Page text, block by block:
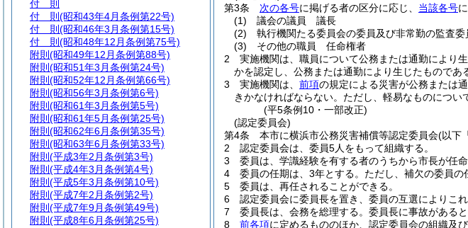
第3条
次の各号に掲げる者の区分に応じ、 当該各号
(1)
議会の議員 議長
(2)
執行機関たる委員会の委員及び非常勤の監査
(3)
その他の職員 任命権者
2
実施機関は、職員について公務または通勤により
かを認定し、公務または通勤により生じたものであ
3
実施機関は、 前項の規定による災害が公務または
きかなければならない。 ただし、軽易なものについ
(平5条例10・一部改正)
(認定委員会)
第4条
本市に横浜市公務災害補償等認定委員会(以下
2
認定委員会は、委員5人をもって組織する。
3
委員は、学識経験を有する者のうちから市長が任命
4
委員の任期は、3年とする。 ただし、補欠の委員の
5
委員は、再任されることができる。
6
認定委員会に委員長を置き、委員の互選によりこれ
7
委員長は、会務を総理する。 委員長に事故がある
8
前各項に定めるもののほか、認定委員会の組織及
付 則
付 則 (昭和43年4月条例第22号)
付 則 (昭和46年3月条例第15号)
付 則 (昭和48年12月条例第75号)
附則 (昭和49年12月条例第88号)
附則 (昭和51年3月条例第24号)
附則 (昭和52年12月条例第66号)
附則 (昭和56年3月条例第6号)
附則 (昭和61年3月条例第5号)
附則 (昭和61年5月条例第25号)
附則 (昭和62年6月条例第35号)
附則 (昭和63年6月条例第33号)
附則 (平成3年2月条例第3号)
附則 (平成4年3月条例第4号)
附則 (平成5年3月条例第10号)
附則 (平成7年2月条例第2号)
附則 (平成7年9月条例第49号)
附則 (平成8年6月条例第25号)